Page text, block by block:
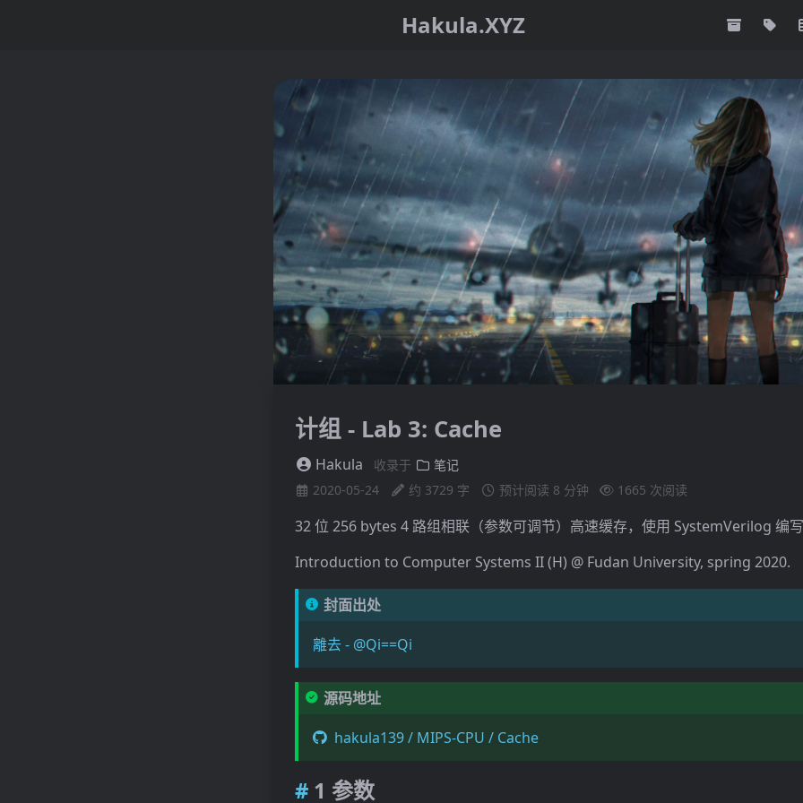
Hakula.XYZ
计组 - Lab 3: Cache
Hakula 收录于
笔记
2020-05-24
约 3729 字 预计阅读 8 分钟 1665 次阅读
32 位 256 bytes 4 路组相联（参数可调节）高速缓存，使用 SystemVerilog 编
Introduction to Computer Systems II (H) @ Fudan University, spring 2020.
封面出处
離去 - @Qi==Qi
源码地址
hakula139 / MIPS-CPU / Cache
1 参数